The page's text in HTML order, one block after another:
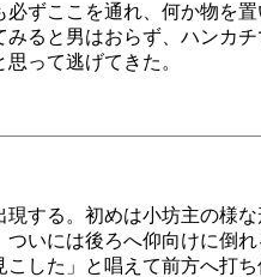
ずここを通れ、何か物を置
ると男はおらず、ハンカチ
って逃げてきた。
する。初めは小坊主の様な
いには後ろへ仰向けに倒れ
した」と唱えて前方へ打ち